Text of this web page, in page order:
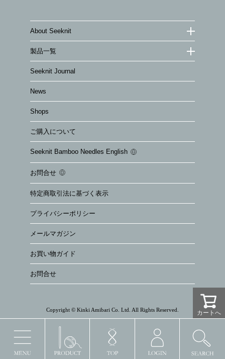
About Seeknit
製品一覧
Seeknit Journal
News
Shops
ご購入について
Seeknit Bamboo Needles English
お問合せ
特定商取引法に基づく表示
プライバシーポリシー
メールマガジン
お買い物ガイド
お問合せ
Copyright © Kinki Amibari Co. Ltd. All Rights Reserved. カートへ